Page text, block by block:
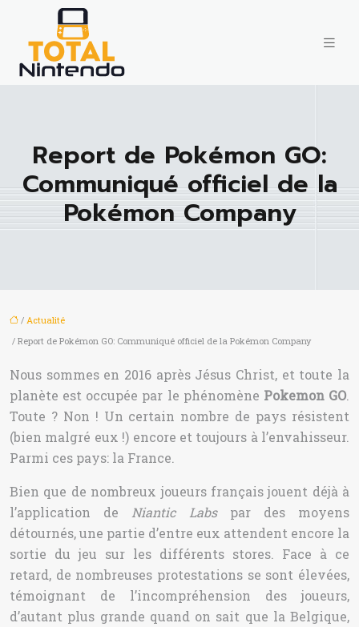
Report de Pokémon GO:
Communiqué officiel de la
Pokémon Company
/ Actualité
/ Report de Pokémon GO: Communiqué officiel de la Pokémon Company
Nous sommes en 2016 après Jésus Christ, et toute la
planète est occupée par le phénomène Pokemon GO.
Toute ? Non ! Un certain nombre de pays résistent
(bien malgré eux !) encore et toujours à l’envahisseur.
Parmi ces pays: la France.
Bien que de nombreux joueurs français jouent déjà à
l’application de Niantic Labspar des moyens
détournés, une partie d’entre eux attendent encore la
sortie du jeu sur les différents stores. Face à ce
retard, de nombreuses protestations se sont élevées,
témoignant de l’incompréhension des joueurs,
d’autant plus grande quand on sait que la Belgique,